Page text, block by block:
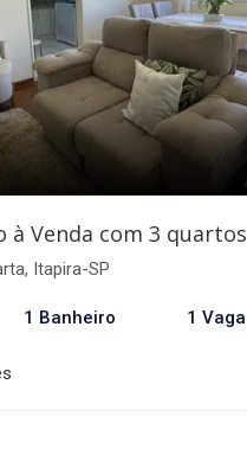
à Venda com 3 quartos
Itapira-SP
1 Banheiro 1 Vaga